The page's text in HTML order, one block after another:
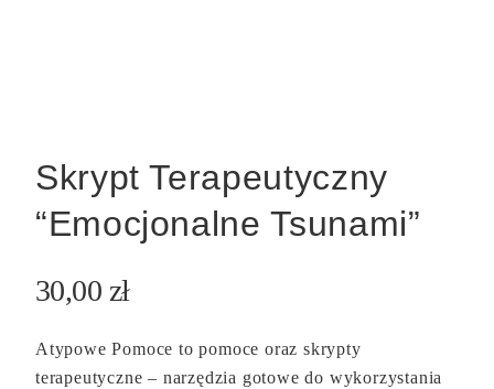
Skrypt Terapeutyczny
“Emocjonalne Tsunami”
30,00 zł
Atypowe Pomoce to pomoce oraz skrypty
terapeutyczne – narzędzia gotowe do wykorzystania